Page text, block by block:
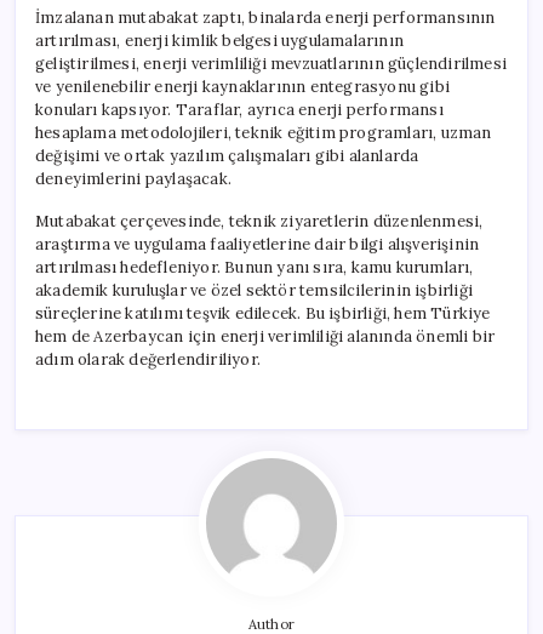
İmzalanan mutabakat zaptı, binalarda enerji performansının
artırılması, enerji kimlik belgesi uygulamalarının
geliştirilmesi, enerji verimliliği mevzuatlarının güçlendirilmesi
ve yenilenebilir enerji kaynaklarının entegrasyonu gibi
konuları kapsıyor. Taraflar, ayrıca enerji performansı
hesaplama metodolojileri, teknik eğitim programları, uzman
değişimi ve ortak yazılım çalışmaları gibi alanlarda
deneyimlerini paylaşacak.
Mutabakat çerçevesinde, teknik ziyaretlerin düzenlenmesi,
araştırma ve uygulama faaliyetlerine dair bilgi alışverişinin
artırılması hedefleniyor. Bunun yanı sıra, kamu kurumları,
akademik kuruluşlar ve özel sektör temsilcilerinin işbirliği
süreçlerine katılımı teşvik edilecek. Bu işbirliği, hem Türkiye
hem de Azerbaycan için enerji verimliliği alanında önemli bir
adım olarak değerlendiriliyor.
Author